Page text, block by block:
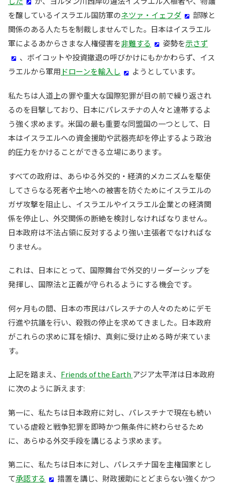
を醸しているイスラエル国防軍のネツァ・イェフダ
部隊と
関係のある人たちを制裁しませんでした。日本はイスラエル
軍によるあからさまな人権侵害を非難する 姿勢を示さず
、ボイコットや投資撤退の呼びかけにもかかわらず、イス
ラエルから軍用 ドローンを輸入し ようとしています。
私たちは人道上の罪や重大な国際犯罪が目の前で繰り返され
るのを目撃しており、日本にパレスチナの人々と連帯するよ
う強く求めます。米国の最も重要な同盟国の一つとして、日
本はイスラエルへの資金援助や武器売却を停止するよう政治
的圧力をかけることができる立場にあります。
すべての政府は、あらゆる外交的・経済的メカニズムを駆使
してさらなる死者や土地への被害を防ぐためにイスラエルの
ガザ攻撃を阻止し、イスラエルやイスラエル企業との経済関
係を停止し、外交関係の断絶を検討しなければなりません。
日本政府は不法占領に反対するより強い主張者でなければな
りません。
これは、日本にとって、国際舞台で外交的リーダーシップを
発揮し、国際法と正義が守られるようにする機会です。
何ヶ月もの間、日本の市民はパレスチナの人々のためにデモ
行進や抗議を行い、殺戮の停止を求めてきました。日本政府
がこれらの求めに耳を傾け、真剣に受け止める時が来ていま
す。
上記を踏まえ、 Friends of the Earth アジア太平洋は日本政府
に次のように訴えます:
第一に、私たちは日本政府に対し、パレスチナで現在も続い
ている虐殺と戦争犯罪を即時かつ無条件に終わらせるため
に、あらゆる外交手段を講じるよう求めます。
第二に、私たちは日本に対し、パレスチナ国を主権国家とし
て承認する
措置を講じ、財政援助にとどまらない強くかつ